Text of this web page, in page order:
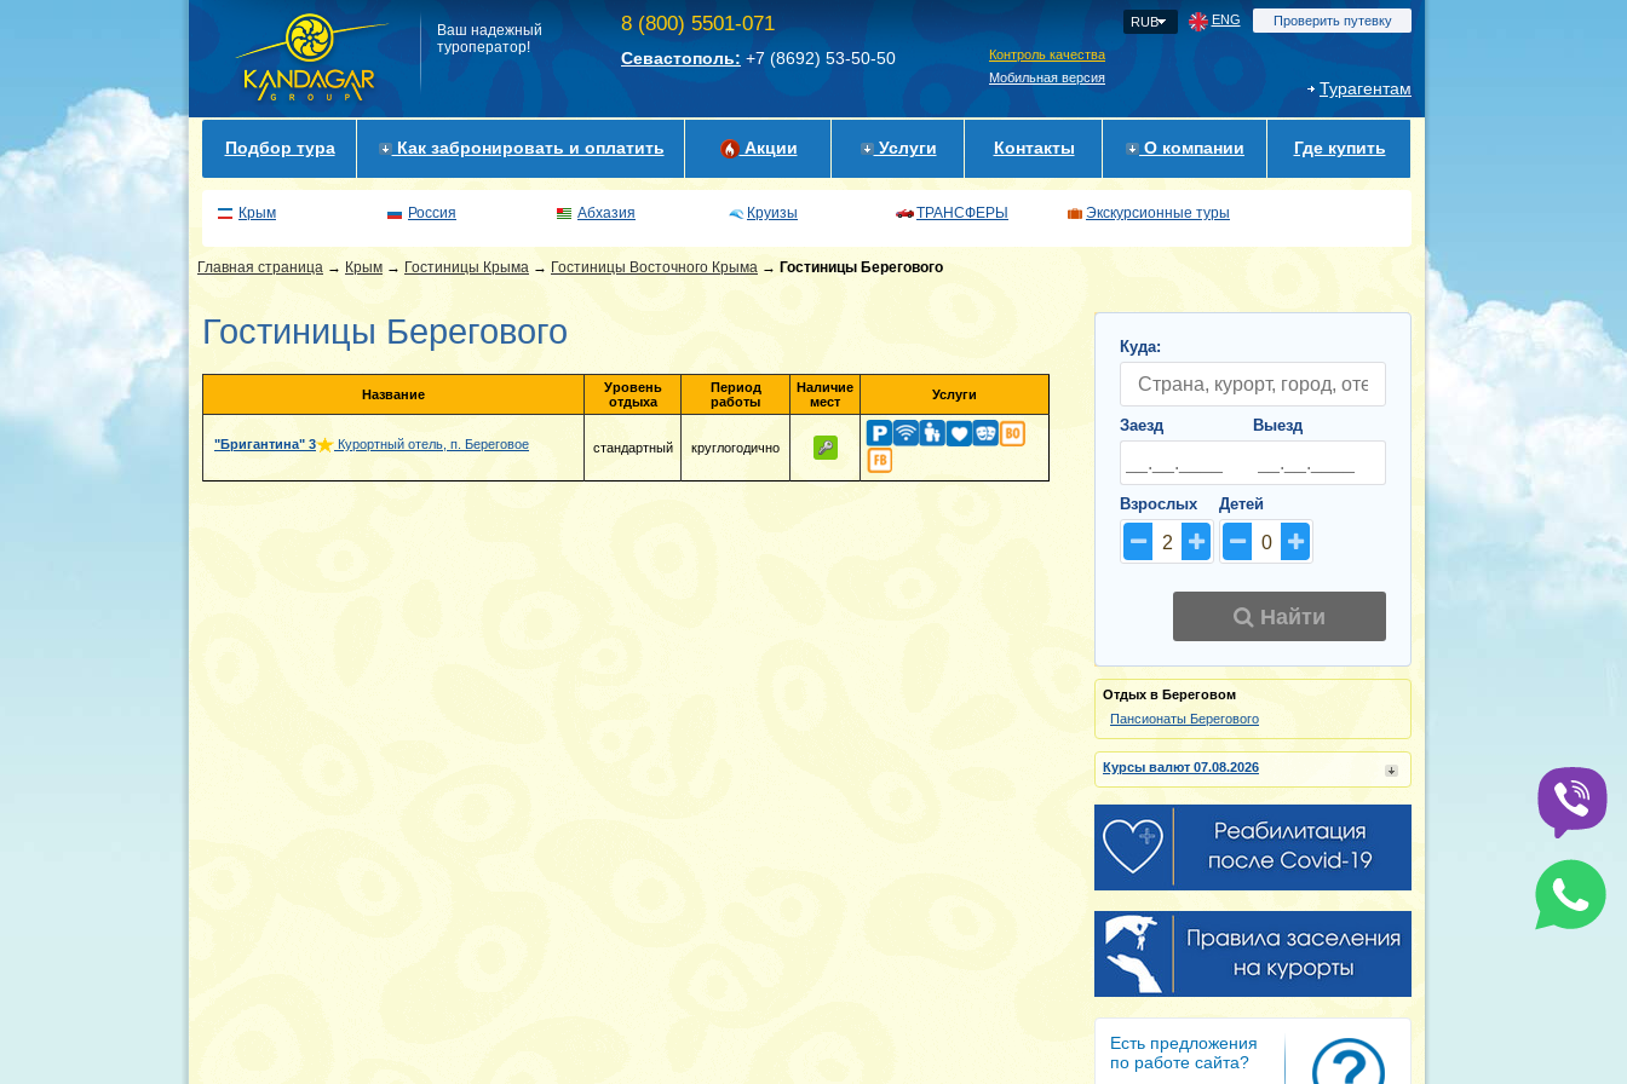
Ваш надежный
туроператор!
8 (800) 5501-071
Севастополь: +7 (8692) 53-50-50
Контроль качества
Мобильная версия
RUB ENG Проверить путевку
Турагентам
Подбор тура Как забронировать и оплатить Акции Услуги Контакты О компании Где купить
Крым Россия Абхазия Круизы ТРАНСФЕРЫ Экскурсионные туры
Главная страница → Крым → Гостиницы Крыма → Гостиницы Восточного Крыма → Гостиницы Берегового
Гостиницы Берегового
Название
Уровень
отдыха
Период
работы
Наличие
мест
Услуги
"Бригантина" 3 Курортный отель, п. Береговое стандартный круглогодично
Куда:
Заезд Выезд
Взрослых
2
Детей
0
Найти
Отдых в Береговом
Пансионаты Берегового
Курсы валют 07.08.2026
Есть предложения
по работе сайта?